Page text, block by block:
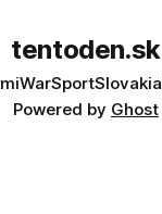
tentoden.sk
WarSportSlovakia
Powered by Ghost